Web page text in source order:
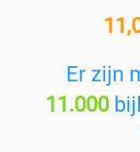
a
k
Er zijn
11.000